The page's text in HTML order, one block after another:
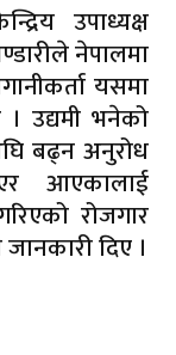
उपाध्यक्ष
नेपालमा
यसमा
उद्यमी भनेको
बढ्न अनुरोध
आएकालाई
रोजगार
दिए ।